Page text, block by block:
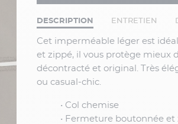
DESCRIPTION ENTRETIEN
Cet imperméable léger est idéal pour la mi-saison. Grâce à sa fermeture boutonnée
et zippé, il vous protège mieux
décontracté et original. Très
ou casual-chic.
• Col chemise
• Fermeture boutonnée et